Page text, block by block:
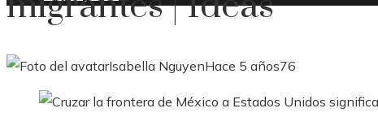
Isabella NguyenHace 5 años76